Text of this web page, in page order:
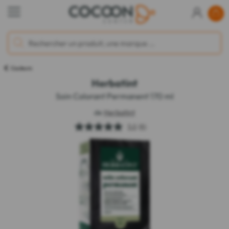
Couleurs
Herbatint
Soin Colorant Permanent 170 ml
de Herbatint